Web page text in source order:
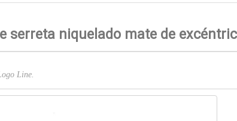
serreta niquelado mate de
Line.